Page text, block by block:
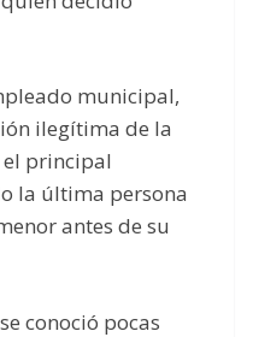
municipal,
ilegítima de la
principal
la última persona
antes de su
conoció pocas